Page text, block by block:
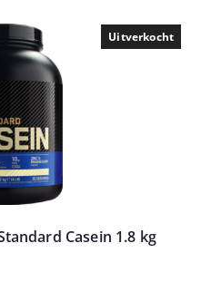
Uitverkocht
Casein 1.8 kg